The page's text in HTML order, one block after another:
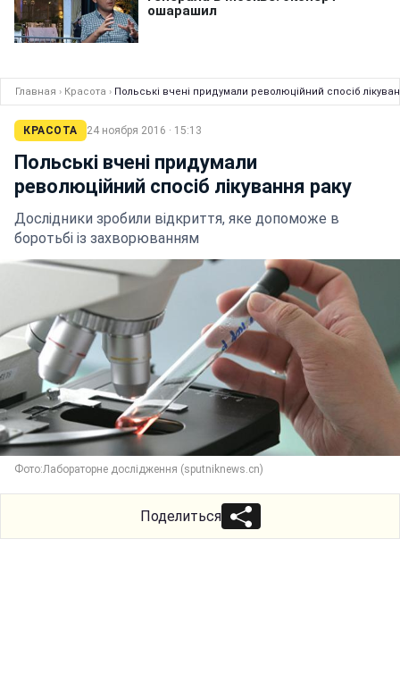
Главная › Красота › Польські вчені придумали революційний спосіб
КРАСОТА 24 ноября 2016 · 15:13
Польські вчені придумали
революційний спосіб лікування раку
Дослідники зробили відкриття, яке допоможе в
боротьбі із захворюванням
Фото:Лабораторне дослідження (sputniknews.cn)
Поделиться